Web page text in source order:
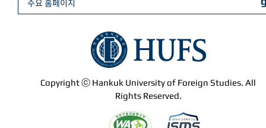
Copyright ⓒ Hankuk University of Foreign Studies. All
Rights Reserved.
주요 홈페이지